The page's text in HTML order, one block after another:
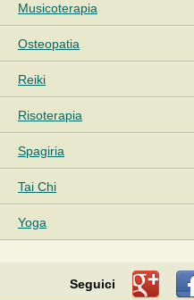
Musicoterapia
Osteopatia
Reiki
Risoterapia
Spagiria
Tai Chi
Yoga
Seguici